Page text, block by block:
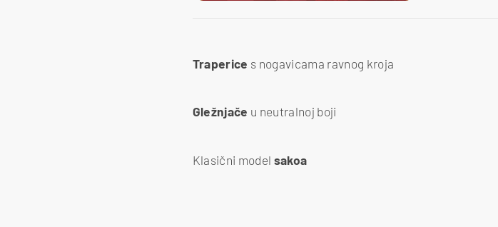
Traperice s nogavicama ravnog kroja
Gležnjače u neutralnoj boji
Klasični model sakoa